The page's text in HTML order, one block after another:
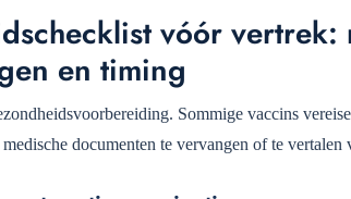
vóór
en timing
Sommige vaccins
documenten te vervangen of te vertalen